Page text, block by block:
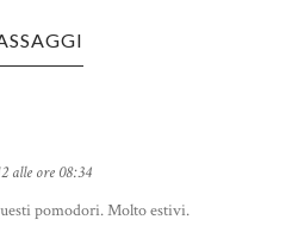
alle ore 08:34
pomodori. Molto estivi.